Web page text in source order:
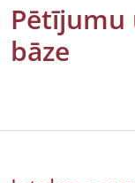
bāze